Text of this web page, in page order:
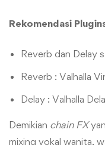
Rekomendasi
Reverb dan Delay
Reverb : Valhalla
Delay : Valhalla
Demikian chain FX
mixing vokal wanita,